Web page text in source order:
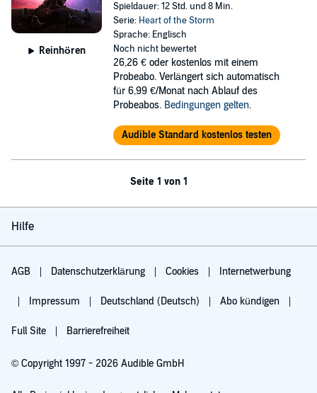
Reinhören
Spieldauer: 12 Std. und 8 Min.
Serie: Heart of the Storm
Sprache: Englisch
Noch nicht bewertet
26,26 € oder kostenlos mit einem
Probeabo. Verlängert sich automatisch
für 6,99 €/Monat nach Ablauf des
Probeabos. Bedingungen gelten.
Audible Standard kostenlos testen
Seite 1 von 1
Hilfe
AGB Datenschutzerklärung Cookies Internetwerbung
Impressum Deutschland (Deutsch) Abo kündigen
Full Site Barrierefreiheit
© Copyright 1997 - 2026 Audible GmbH